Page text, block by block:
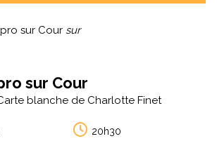
sur Cour sur
sur Cour
blanche de Charlotte Finet
20h30